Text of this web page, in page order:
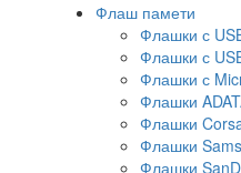
Флаш памети
Флашки с
Флашки с
Флашки с
Флашки
Флашки
Флашки
Флашки